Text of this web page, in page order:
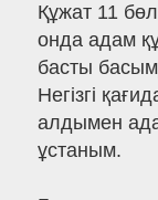
Құжат 11
онда адам
басты
Негізгі
алдымен
ұстаным.